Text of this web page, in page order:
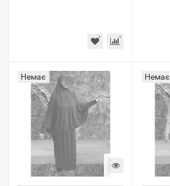
Немає Немає